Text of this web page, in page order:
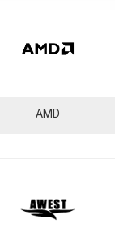
AMD